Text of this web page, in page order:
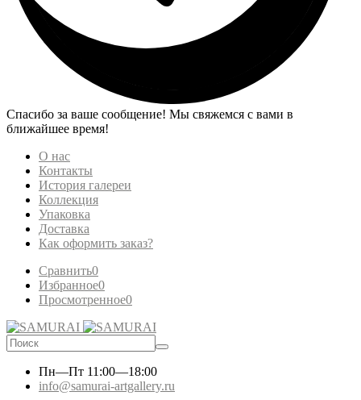
Спасибо за ваше сообщение! Мы свяжемся с вами в
ближайшее время!
О нас
Контакты
История галереи
Коллекция
Упаковка
Доставка
Как оформить заказ?
Сравнить0
Избранное0
Просмотренное0
Пн—Пт 11:00—18:00
info@samurai-artgallery.ru